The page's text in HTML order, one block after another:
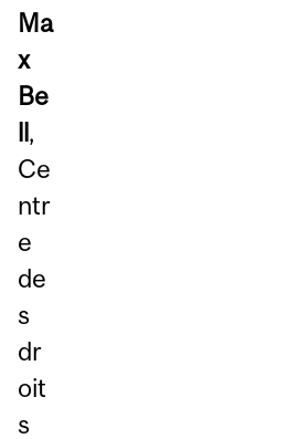
Ma
x
Be
ll,
Ce
ntr
e
de
s
dr
oit
s